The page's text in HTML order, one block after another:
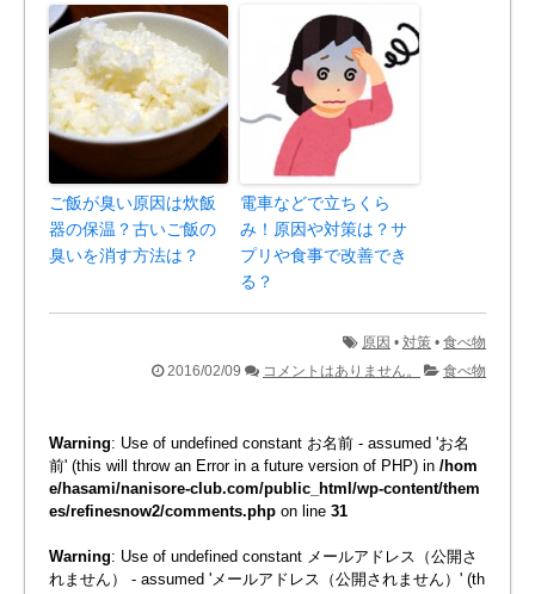
ご飯が臭い原因は炊飯
器の保温？古いご飯の
臭いを消す方法は？
電車などで立ちくら
み！原因や対策は？サ
プリや食事で改善でき
る？
原因 • 対策 • 食べ物
2016/02/09
コメントはありません。 食べ物
Warning: Use of undefined constant お名前 - assumed 'お名
前' (this will throw an Error in a future version of PHP) in /hom
e/hasami/nanisore-club.com/public_html/wp-content/them
es/refinesnow2/comments.php on line 31
Warning: Use of undefined constant メールアドレス（公開さ
れません） - assumed 'メールアドレス（公開されません）' (th